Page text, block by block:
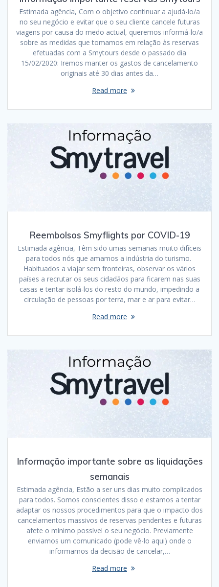
Estimada agência, Com o objetivo continuar a ajudá-lo/a
no seu negócio e evitar que o seu cliente cancele futuras
viagens por causa do medo actual, queremos informá-lo/a
sobre as medidas que tomamos em relação às reservas
efetuadas com a Smytours desde o passado dia
15/02/2020: Iremos manter os gastos de cancelamento
originais até 30 dias antes da…
Read more
Reembolsos Smyflights por COVID-19
Estimada agência, Têm sido umas semanas muito difíceis
para todos nós que amamos a indústria do turismo.
Habituados a viajar sem fronteiras, observar os vários
países a recrutar os seus cidadãos para ficarem nas suas
casas e tentar isolá-los do resto do mundo, impedindo a
circulação de pessoas por terra, mar e ar para evitar…
Read more
Informação importante sobre as liquidações
semanais
Estimada agência, Estão a ser uns dias muito complicados
para todos. Somos conscientes disso e estamos a tentar
adaptar os nossos procedimentos para que o impacto dos
cancelamentos massivos de reservas pendentes e futuras
afete o mínimo possível o seu negócio. Previamente
enviamos um comunicado (pode vê-lo aqui) onde o
informamos da decisão de cancelar,…
Read more